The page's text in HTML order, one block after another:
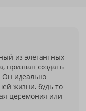
из элегантных
призван создать
Он идеально
жизни, будь то
церемония или